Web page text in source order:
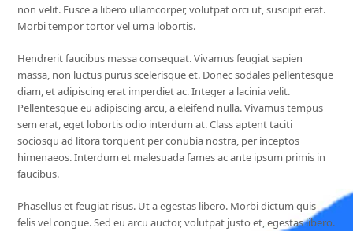
non velit. Fusce a libero ullamcorper, volutpat orci ut, suscipit erat.
Morbi tempor tortor vel urna lobortis.
Hendrerit faucibus massa consequat. Vivamus feugiat sapien
massa, non luctus purus scelerisque et. Donec sodales pellentesque
diam, et adipiscing erat imperdiet ac. Integer a lacinia velit.
Pellentesque eu adipiscing arcu, a eleifend nulla. Vivamus tempus
sem erat, eget lobortis odio interdum at. Class aptent taciti
sociosqu ad litora torquent per conubia nostra, per inceptos
himenaeos. Interdum et malesuada fames ac ante ipsum primis in
faucibus.
Phasellus et feugiat risus. Ut a egestas libero. Morbi dictum quis
felis vel congue. Sed eu arcu auctor, volutpat justo et, egestas libero.